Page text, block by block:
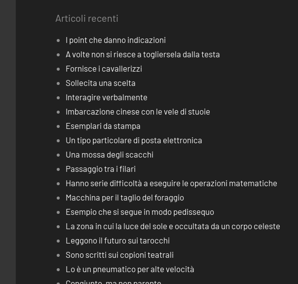
Articoli recenti
I point che danno indicazioni
A volte non si riesce a togliersela dalla testa
Fornisce i cavallerizzi
Sollecita una scelta
Interagire verbalmente
Imbarcazione cinese con le vele di stuoie
Esemplari da stampa
Un tipo particolare di posta elettronica
Una mossa degli scacchi
Passaggio tra i filari
Hanno serie difficoltà a eseguire le operazioni matematiche
Macchina per il taglio del foraggio
Esempio che si segue in modo pedissequo
La zona in cui la luce del sole e occultata da un corpo celeste
Leggono il futuro sui tarocchi
Sono scritti sui copioni teatrali
Lo è un pneumatico per alte velocità